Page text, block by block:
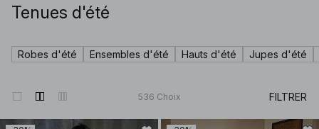
Tenues d'été
Robes d'été Ensembles d'été Hauts d'été Jupes d'été
536 Choix FILTRER